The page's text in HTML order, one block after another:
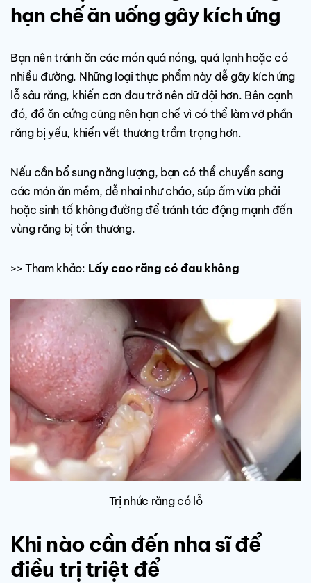
hạn chế ăn uống gây kích ứng
Bạn nên tránh ăn các món quá nóng, quá lạnh hoặc có
nhiều đường. Những loại thực phẩm này dễ gây kích ứng
lỗ sâu răng, khiến cơn đau trở nên dữ dội hơn. Bên cạnh
đó, đồ ăn cứng cũng nên hạn chế vì có thể làm vỡ phần
răng bị yếu, khiến vết thương trầm trọng hơn.
Nếu cần bổ sung năng lượng, bạn có thể chuyển sang
các món ăn mềm, dễ nhai như cháo, súp ấm vừa phải
hoặc sinh tố không đường để tránh tác động mạnh đến
vùng răng bị tổn thương.
>> Tham khảo: Lấy cao răng có đau không
Trị nhức răng có lỗ
Khi nào cần đến nha sĩ để
điều trị triệt để